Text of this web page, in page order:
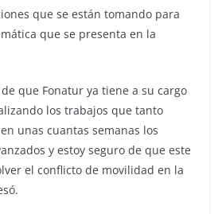
que se están tomando para
que se presenta en la
que Fonatur ya tiene a su cargo
los trabajos que tanto
unas cuantas semanas los
y estoy seguro de que este
el conflicto de movilidad en la